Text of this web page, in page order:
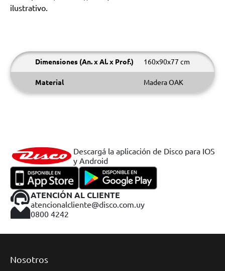
ilustrativo.
Dimensiones (An. x Al. x Prof.) 160x90x77 cm
Material Madera OAK
Descargá la aplicación de Disco para IOS
y Android
ATENCIÓN AL CLIENTE
atencionalcliente@disco.com.uy
0800 4242
Nosotros